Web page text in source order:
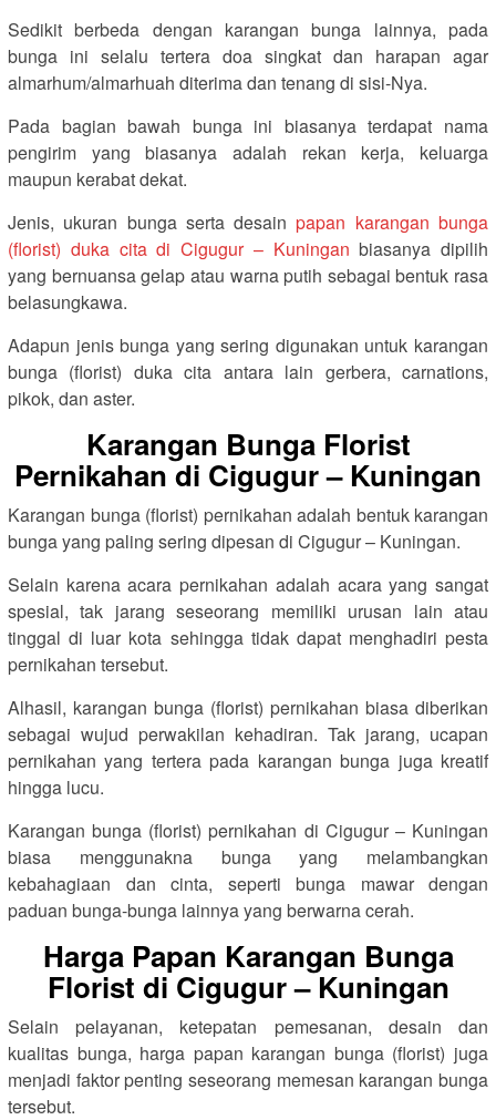
Sedikit berbeda dengan karangan bunga lainnya, pada
bunga ini selalu tertera doa singkat dan harapan agar
almarhum/almarhuah diterima dan tenang di sisi-Nya.
Pada bagian bawah bunga ini biasanya terdapat nama
pengirim yang biasanya adalah rekan kerja, keluarga
maupun kerabat dekat.
Jenis, ukuran bunga serta desainpapan karangan bunga
(florist) duka cita di Cigugur – Kuningan biasanya dipilih
yang bernuansa gelap atau warna putih sebagai bentuk rasa
belasungkawa.
Adapun jenis bunga yang sering digunakan untuk karangan
bunga (florist) duka cita antara lain gerbera, carnations,
pikok, dan aster.
Karangan Bunga Florist
Pernikahan di Cigugur – Kuningan
Karangan bunga (florist) pernikahan adalah bentuk karangan
bunga yang paling sering dipesan di Cigugur – Kuningan.
Selain karena acara pernikahan adalah acara yang sangat
spesial, tak jarang seseorang memiliki urusan lain atau
tinggal di luar kota sehingga tidak dapat menghadiri pesta
pernikahan tersebut.
Alhasil, karangan bunga (florist) pernikahan biasa diberikan
sebagai wujud perwakilan kehadiran. Tak jarang, ucapan
pernikahan yang tertera pada karangan bunga juga kreatif
hingga lucu.
Karangan bunga (florist) pernikahan di Cigugur – Kuningan
biasa menggunakna bunga yang melambangkan
kebahagiaan dan cinta, seperti bunga mawar dengan
paduan bunga-bunga lainnya yang berwarna cerah.
Harga Papan Karangan Bunga
Florist di Cigugur – Kuningan
Selain pelayanan, ketepatan pemesanan, desain dan
kualitas bunga, harga papan karangan bunga (florist) juga
menjadi faktor penting seseorang memesan karangan bunga
tersebut.